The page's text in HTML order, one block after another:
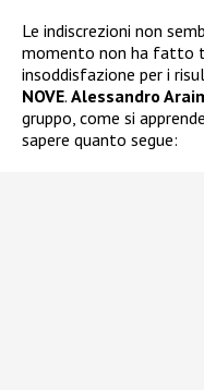
Le indiscrezioni non
momento non ha fatto
insoddisfazione per i
NOVE. Alessandro
gruppo, come si
sapere quanto segue: